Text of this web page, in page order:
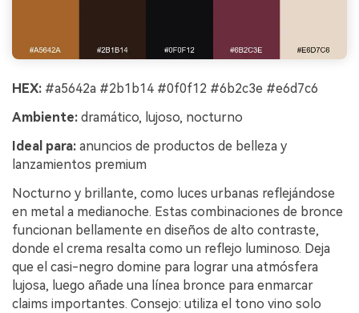
HEX: #a5642a #2b1b14 #0f0f12 #6b2c3e #e6d7c6
Ambiente: dramático, lujoso, nocturno
Ideal para: anuncios de productos de belleza y
lanzamientos premium
Nocturno y brillante, como luces urbanas reflejándose
en metal a medianoche. Estas combinaciones de bronce
funcionan bellamente en diseños de alto contraste,
donde el crema resalta como un reflejo luminoso. Deja
que el casi-negro domine para lograr una atmósfera
lujosa, luego añade una línea bronce para enmarcar
claims importantes. Consejo: utiliza el tono vino solo